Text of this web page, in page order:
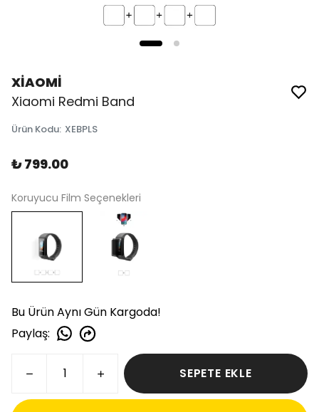
XİAOMİ
Xiaomi Redmi Band
Ürün Kodu: XEBPLS
₺ 799.00
Koruyucu Film Seçenekleri
Bu Ürün Aynı Gün Kargoda!
Paylaş:
SEPETE EKLE